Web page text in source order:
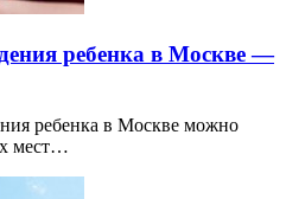
ребенка в Москве —
ребенка в Москве можно
мест…